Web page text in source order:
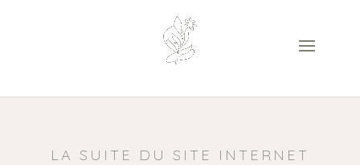
LA SUITE DU SITE INTERNET